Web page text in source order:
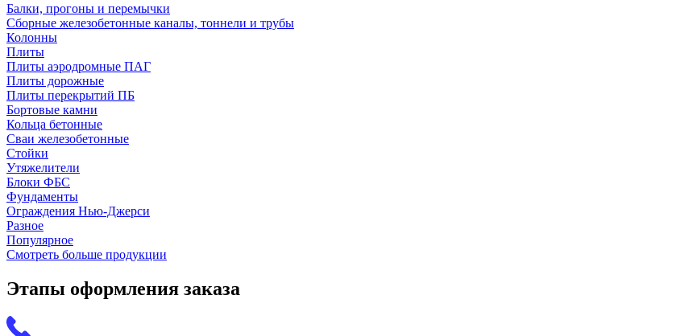
Балки, прогоны и перемычки
Сборные железобетонные каналы, тоннели и трубы
Колонны
Плиты
Плиты аэродромные ПАГ
Плиты дорожные
Плиты перекрытий ПБ
Бортовые камни
Кольца бетонные
Сваи железобетонные
Стойки
Утяжелители
Блоки ФБС
Фундаменты
Ограждения Нью-Джерси
Разное
Популярное
Смотреть больше продукции
Этапы оформления заказа